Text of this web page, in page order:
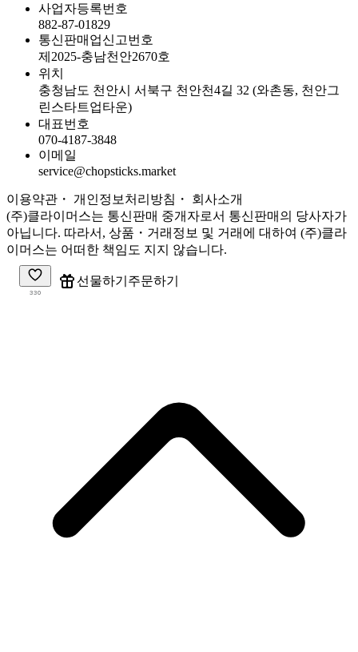
사업자등록번호
882-87-01829
통신판매업신고번호
제2025-충남천안2670호
위치
충청남도 천안시 서북구 천안천4길 32 (와촌동, 천안그
린스타트업타운)
대표번호
070-4187-3848
이메일
service@chopsticks.market
이용약관 ・ 개인정보처리방침 ・ 회사소개
(주)클라이머스는 통신판매 중개자로서 통신판매의 당사자가
아닙니다. 따라서, 상품・거래정보 및 거래에 대하여 (주)클라
이머스는 어떠한 책임도 지지 않습니다.
330
선물하기 주문하기